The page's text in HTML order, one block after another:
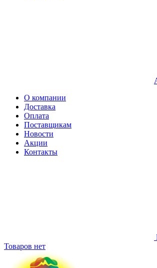
О компании
Доставка
Оплата
Поставщикам
Новости
Акции
Контакты
Товаров нет